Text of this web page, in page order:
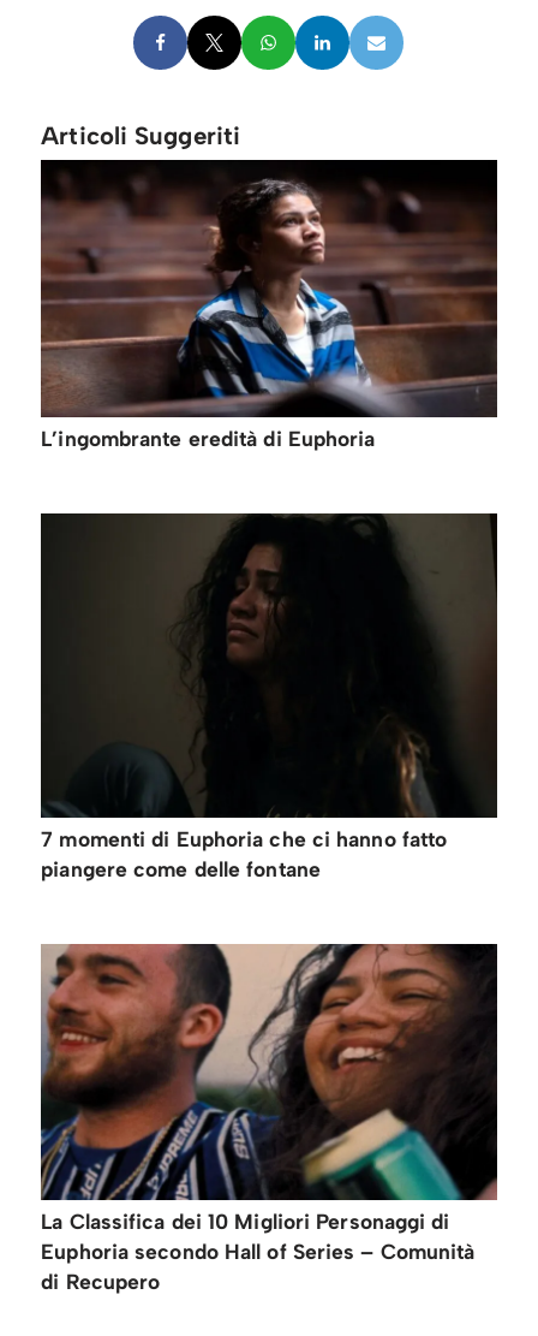
Articoli Suggeriti
L’ingombrante eredità di Euphoria
7 momenti di Euphoria che ci hanno fatto
piangere come delle fontane
La Classifica dei 10 Migliori Personaggi di
Euphoria secondo Hall of Series – Comunità
di Recupero